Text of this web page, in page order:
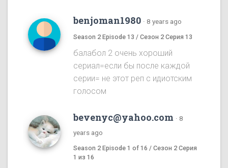
benjoman1980 · 8 years ago
Season 2 Episode 13 / Сезон 2 Серия 13
балабол 2 очень хороший
сериал=если бы после каждой
серии= не этот реп с идиотским
голосом
bevenyc@yahoo.com · 8
years ago
Season 2 Episode 1 of 16 / Сезон 2 Серия
1 из 16